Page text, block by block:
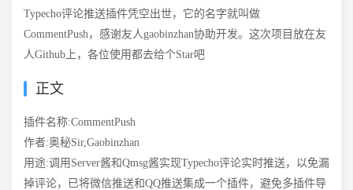
Typecho评论推送插件凭空出世，它的名字就叫做
CommentPush，感谢友人gaobinzhan协助开发。这次项目放在友
人Github上，各位使用都去给个Star吧
正文
插件名称:CommentPush
作者:奥秘Sir,Gaobinzhan
用途:调用Server酱和Qmsg酱实现Typecho评论实时推送，以免漏
掉评论，已将微信推送和QQ推送集成一个插件，避免多插件导